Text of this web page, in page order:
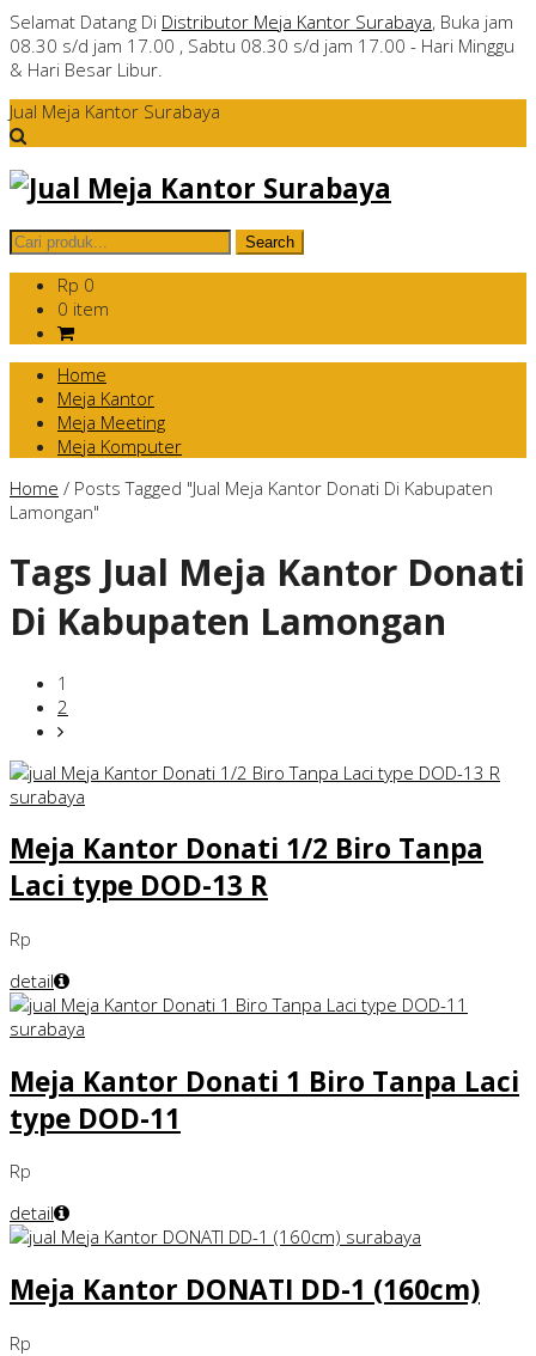
Selamat Datang Di Distributor Meja Kantor Surabaya, Buka jam
08.30 s/d jam 17.00 , Sabtu 08.30 s/d jam 17.00 - Hari Minggu
& Hari Besar Libur.
Jual Meja Kantor Surabaya
Rp 0
0 item
Home
Meja Kantor
Meja Meeting
Meja Komputer
Home / Posts Tagged "Jual Meja Kantor Donati Di Kabupaten
Lamongan"
Tags Jual Meja Kantor Donati
Di Kabupaten Lamongan
1
2
Meja Kantor Donati 1/2 Biro Tanpa
Laci type DOD-13 R
Rp
detail
Meja Kantor Donati 1 Biro Tanpa Laci
type DOD-11
Rp
detail
Meja Kantor DONATI DD-1 (160cm)
Rp